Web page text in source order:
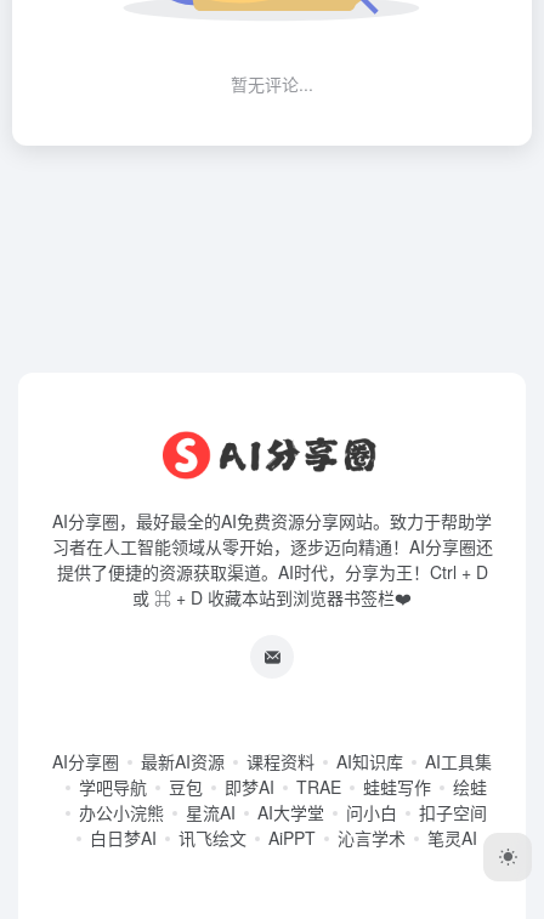
暂无评论...
AI分享圈，最好最全的AI免费资源分享网站。致力于帮助学
习者在人工智能领域从零开始，逐步迈向精通！AI分享圈还
提供了便捷的资源获取渠道。AI时代，分享为王！Ctrl + D
或 ⌘ + D 收藏本站到浏览器书签栏❤️
AI分享圈 最新AI资源 课程资料 AI知识库
AI工具集
学吧导航
豆包 即梦AI TRAE 蛙蛙写作
绘蛙
办公小浣熊
星流AI AI大学堂 问小白
扣子空间
白日梦AI
讯飞绘文 AiPPT 沁言学术 笔灵AI